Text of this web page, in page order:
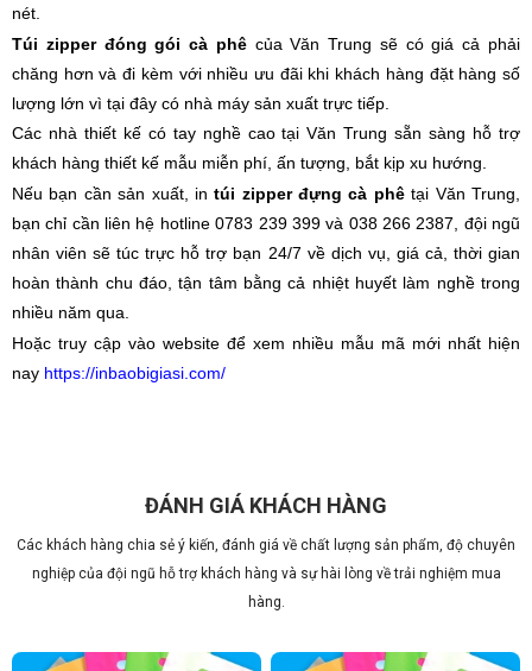
nét.
Túi zipper đóng gói cà phêcủa Văn Trung sẽ có giá cả phải
chăng hơn và đi kèm với nhiều ưu đãi khi khách hàng đặt hàng số
lượng lớn vì tại đây có nhà máy sản xuất trực tiếp.
Các nhà thiết kế có tay nghề cao tại Văn Trung sẵn sàng hỗ trợ
khách hàng thiết kế mẫu miễn phí, ấn tượng, bắt kịp xu hướng.
Nếu bạn cần sản xuất, intúi zipper đựng cà phêtại Văn Trung,
bạn chỉ cần liên hệ hotline 0783 239 399 và 038 266 2387, đội ngũ
nhân viên sẽ túc trực hỗ trợ bạn 24/7 về dịch vụ, giá cả, thời gian
hoàn thành chu đáo, tận tâm bằng cả nhiệt huyết làm nghề trong
nhiều năm qua.
Hoặc truy cập vào website để xem nhiều mẫu mã mới nhất hiện
nay https://inbaobigiasi.com/
ĐÁNH GIÁ KHÁCH HÀNG
Các khách hàng chia sẻ ý kiến, đánh giá về chất lượng sản phẩm, độ chuyên
nghiệp của đội ngũ hỗ trợ khách hàng và sự hài lòng về trải nghiệm mua
hàng.